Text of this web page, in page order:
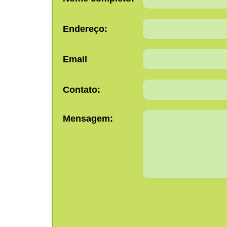
Endereço:
Email
Contato:
Mensagem: